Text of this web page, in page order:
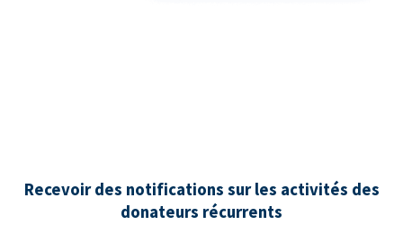
Recevoir des notifications sur les activités des
donateurs récurrents